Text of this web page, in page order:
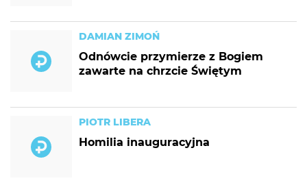
DAMIAN ZIMOŃ
Odnówcie przymierze z Bogiem
zawarte na chrzcie Świętym
PIOTR LIBERA
Homilia inauguracyjna